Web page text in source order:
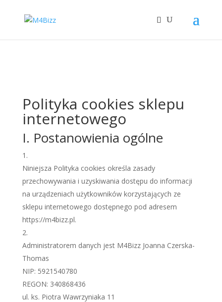
Polityka cookies sklepu
internetowego
I. Postanowienia ogólne
Niniejsza Polityka cookies określa zasady
przechowywania i uzyskiwania dostępu do informacji
na urządzeniach użytkowników korzystających ze
sklepu internetowego dostępnego pod adresem
https://m4bizz.pl.
Administratorem danych jest M4Bizz Joanna Czerska-
Thomas
NIP: 5921540780
REGON: 340868436
ul. ks. Piotra Wawrzyniaka 11